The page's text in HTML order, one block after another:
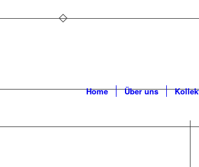
Home Über uns